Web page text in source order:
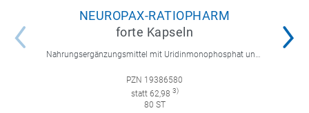
NEUROPAX-RATIOPHARM
forte Kapseln
Nahrungsergänzungsmittel mit Uridinmonophosphat und B-Vitaminen zur Unterstützung der Nervenregeneration.
PZN 19386580
statt 62,98 3)
80 ST